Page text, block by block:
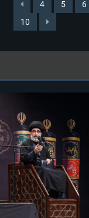
4 5 6
10